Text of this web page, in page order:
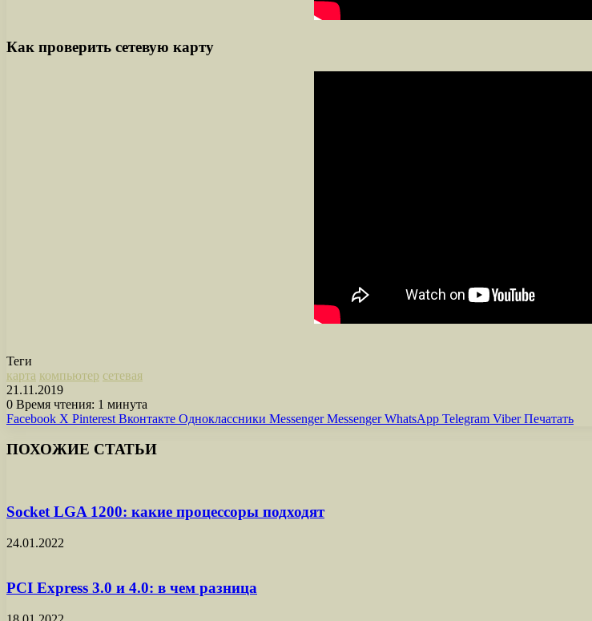
Как проверить сетевую карту
Теги
карта компьютер сетевая
21.11.2019
0 Время чтения: 1 минута
Facebook X Pinterest Вконтакте Одноклассники Messenger Messenger WhatsApp Telegram Viber Печатать
ПОХОЖИЕ СТАТЬИ
Socket LGA 1200: какие процессоры подходят
24.01.2022
PCI Express 3.0 и 4.0: в чем разница